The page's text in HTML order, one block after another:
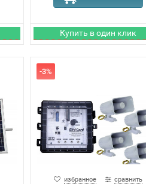
-3%
избранное сравнить